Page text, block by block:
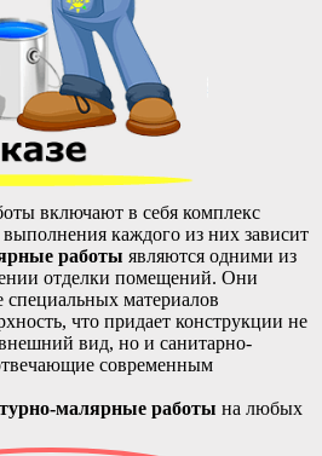
включают в себя комплекс
выполнения каждого из них зависит
работы являются одними из
отделки помещений. Они
специальных материалов
что придает конструкции не
вид, но и санитарно-
современным
малярные работы на любых